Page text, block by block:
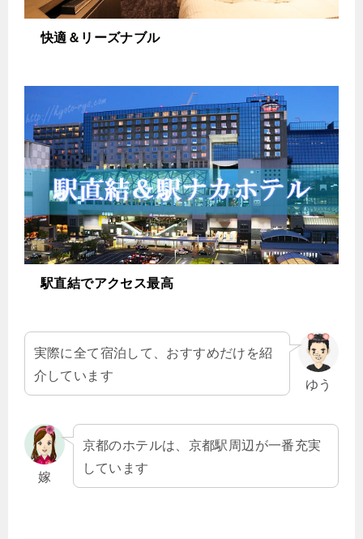
快適＆リーズナブル
駅直結でアクセス最高
ゆう
実際に全て宿泊して、おすすめだけを紹
介しています
嫁
京都のホテルは、京都駅周辺が一番充実
しています